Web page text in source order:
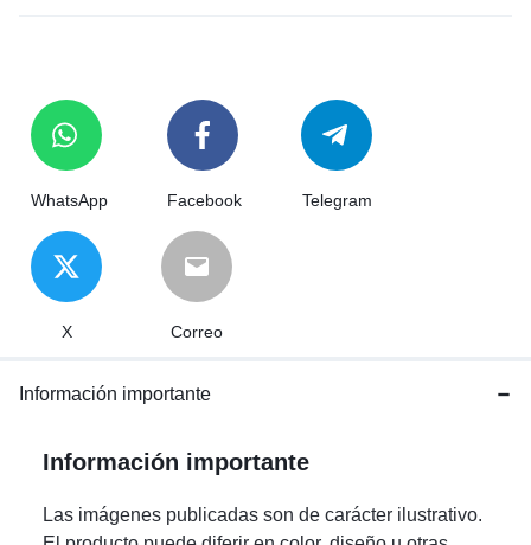
WhatsApp Facebook Telegram
X Correo
Información importante
Información importante
Las imágenes publicadas son de carácter ilustrativo.